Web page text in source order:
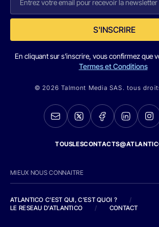
S'INSCRIRE
En cliquant sur s'inscrire, vous confirmez que
Termes et Conditions
© 2026 Talmont Media SAS. tous
MIEUX NOUS CONNAITRE
ATLANTICO C'EST QUI, C'EST QUOI ?
/
LE RESEAU D'ATLANTICO
/ CONTACT